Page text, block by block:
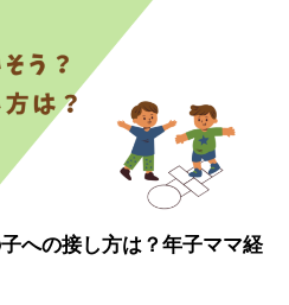
への接し方は？年子ママ経